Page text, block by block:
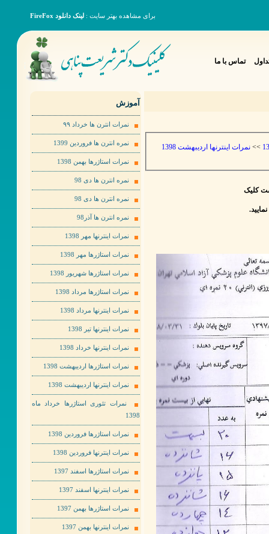
برای مشاهده بهتر سایت : لینک دانلود FireFox
تماس با ما
>> نمرات اینترنها اردیبهشت 1398
کلیک
آموزش
نمرات انترن ها خرداد ٩٩
نمره انترن ها فروردین 1399
نمرات استاژرها بهمن 1398
نمره انترن ها دی 98
نمره انترن ها دی 98
نمره انترن ها آذر98
نمرات اینترنها مهر 1398
نمرات استاژرها مهر 1398
نمرات استاژرها شهریور 1398
نمرات استاژرها مرداد 1398
نمرات اینترنها مرداد 1398
نمرات اینترنها تیر 1398
نمرات اینترنها خرداد 1398
نمرات استاژرها اردیبهشت 1398
نمرات اینترنها اردیبهشت 1398
نمرات تئوری استاژرها خرداد ماه
1398
نمرات استاژرها فروردین 1398
نمرات اینترنها فروردین 1398
نمرات استاژرها اسفند 1397
نمرات اینترنها اسفند 1397
نمرات استاژرها بهمن 1397
نمرات اینترنها بهمن 1397